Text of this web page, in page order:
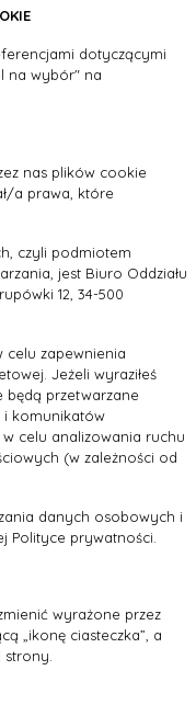
dotyczącymi
na wybór" na
nas plików cookie
a prawa, które
czyli podmiotem
jest Biuro Oddziału
12, 34-500
celu zapewnienia
Jeżeli wyraziłeś
będą przetwarzane
i komunikatów
celu analizowania ruchu
(w zależności od
danych osobowych i
Polityce prywatności.
wyrażone przez
„ikonę ciasteczka”, a